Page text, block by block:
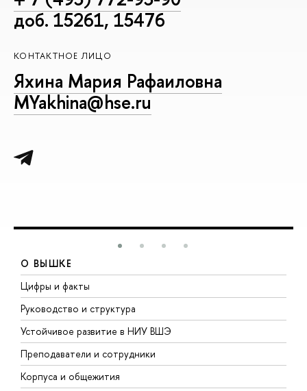
доб. 15261, 15476
КОНТАКТНОЕ ЛИЦО
Яхина Мария Рафаиловна
MYakhina@hse.ru
О ВЫШКЕ
Цифры и факты
Руководство и структура
Устойчивое развитие в НИУ ВШЭ
Преподаватели и сотрудники
Корпуса и общежития